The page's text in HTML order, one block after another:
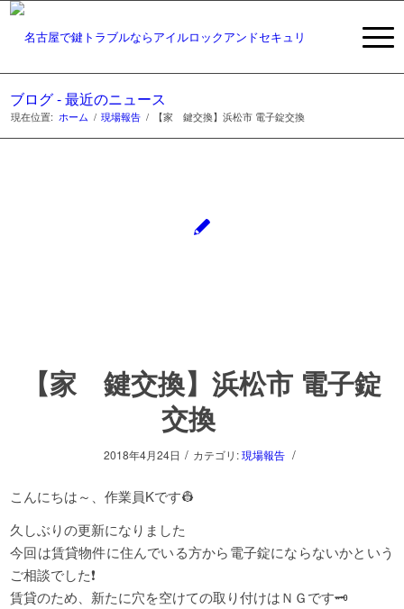
ブログ - 最近のニュース
現在位置: ホーム / 現場報告 / 【家 鍵交換】浜松市 電子錠交換
【家 鍵交換】浜松市 電子錠
交換
2018年4月24日 / カテゴリ:現場報告 /
こんにちは～、作業員Kです👷
久しぶりの更新になりました
今回は賃貸物件に住んでいる方から電子錠にならないかという
ご相談でした❗
賃貸のため、新たに穴を空けての取り付けはＮＧです🗝